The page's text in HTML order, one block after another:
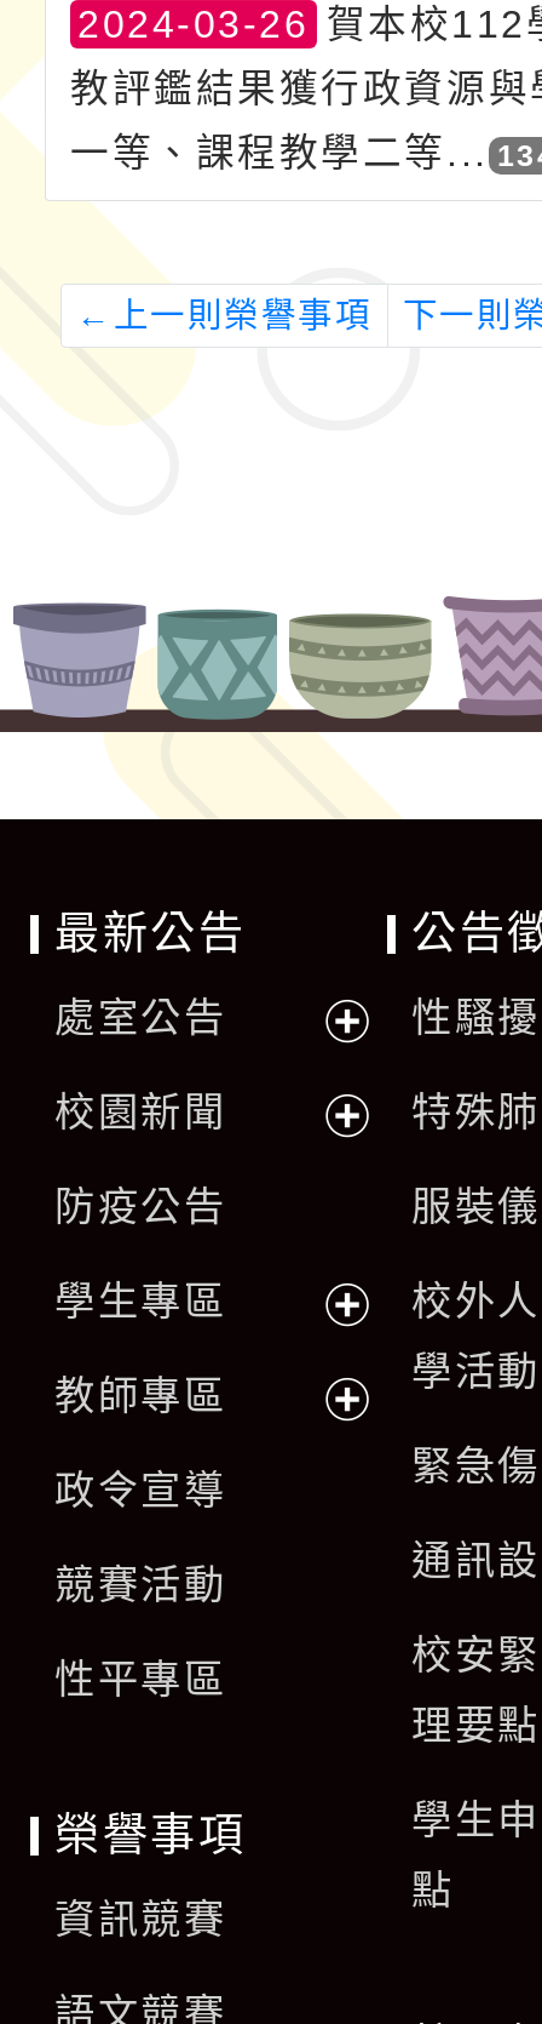
2024-03-26 賀本校112
教評鑑結果獲行政資源
一等、課程教學二等...
← 上一則榮譽事項 下一則
最新公告
處室公告
開
單
校園新聞
選
單
防疫公告
學生專區
開
教師專區
政令宣導
競賽活動
性平專區
公告
性騷
特殊
服裝
校外
學活
緊急
通訊
校安
理要點
學生
點
榮譽事項
資訊競賽
語文競賽